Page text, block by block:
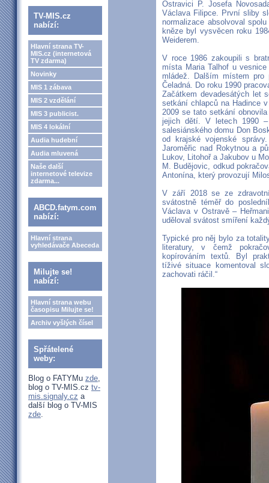
TV-MIS.cz
nabízí:
Hlavní strana TV-
MIS.cz (internetová
TV zdarma)
Novinky
MIS 1 zábava
MIS 2 vzdělání
MIS 3 publicist.
MIS 4 lokální
Audia hudební
Audia mluvená
Naše další
internetové televize
zdarma...
ABCD.fatym.com
nabízí:
Hlavní strana
vyhledávače Abeceda
Milujte se!
nabízí:
Hlavní strana webu
časopisu Milujte se!
Archiv vyšlých čísel
Spřátelené
weby:
Blog o FATYMu zde,
blog o TV-MIS.cz tv-
mis.signaly.cz a
další blog o TV-MIS
zde.
Ostravici P. Josefa
Václava Filipce. První sliby
normalizace absolvoval
kněze byl vysvěcen roku
Weiderem.
V roce 1986 zakoupili s
místa Maria Talhof u
mládež. Dalším místem
Čeladná. Do roku 1990
Začátkem devadesátých let
setkání chlapců na Hadince
2009 se tato setkání
jejich dětí. V letech 1990
salesiánského domu Don
od krajské vojenské
Jaroměřic nad Rokytnou a
Lukov, Litohoř a Jakubov u
M. Budějovic, odkud
Antonína, který provozují
V září 2018 se ze
svátostně téměř do
Václava v Ostravě –
uděloval svátost smíření
Typické pro něj bylo za
literatury, v čemž
kopírováním textů. Byl
tíživé situace komentoval
zachovati ráčil.“